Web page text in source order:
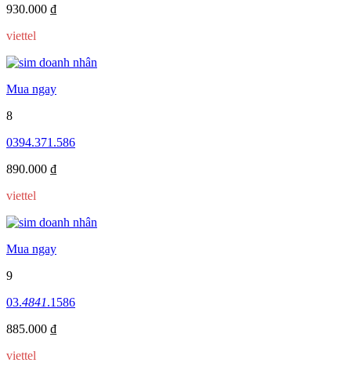
930.000 ₫
viettel
Mua ngay
8
0394.371.586
890.000 ₫
viettel
Mua ngay
9
03.4841.1586
885.000 ₫
viettel